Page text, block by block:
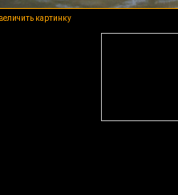
картинку